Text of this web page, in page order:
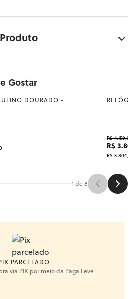
- SLG1619200/1I
Gostar
DOURADO -
R$ 4.150,00
R$
R$ 3.804,17
1 de8
PARCELADO
via PIX por meio da Paga Leve